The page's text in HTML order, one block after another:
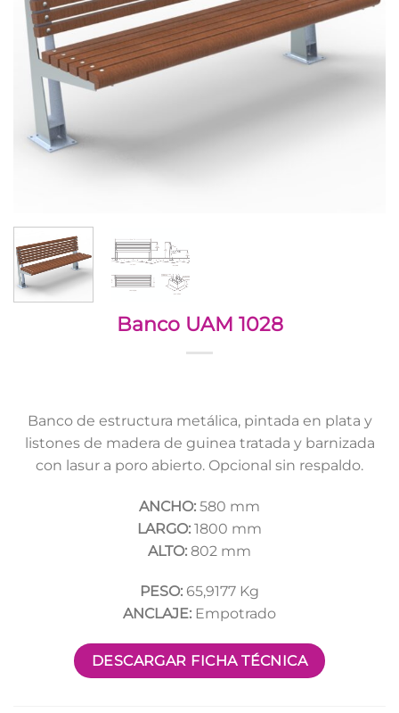
Banco UAM 1028
Banco de estructura metálica, pintada en plata y
listones de madera de guinea tratada y barnizada
con lasur a poro abierto. Opcional sin respaldo.
ANCHO: 580 mm
LARGO: 1800 mm
ALTO: 802 mm
PESO: 65,9177 Kg
ANCLAJE: Empotrado
DESCARGAR FICHA TÉCNICA